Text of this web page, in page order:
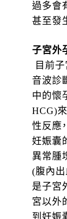
過多會
甚至發
子宮外
目前
音波診
中的懷
HCG)
性反應
妊娠囊
異常腫
(腹內出
是子宮
宮以外
到妊娠